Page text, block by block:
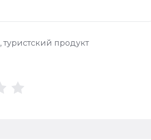
,туристский продукт